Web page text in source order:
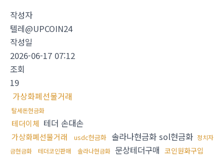
작성자
텔레@UPCOIN24
작성일
2026-06-17 07:12
조회
19
가상화폐선물거래
탈세돈현금화
테더이체 테더 손대손
가상화폐선물거래 usdc현금화 솔라나현금화 sol현금화 정치자
금현금화
테더코인판매 솔라나현금화 문상테더구매 코인원화구입